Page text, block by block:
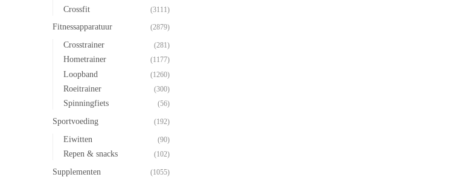
Crossfit (3111)
Fitnessapparatuur (2879)
Crosstrainer (281)
Hometrainer (1177)
Loopband (1260)
Roeitrainer (300)
Spinningfiets (56)
Sportvoeding (192)
Eiwitten (90)
Repen & snacks (102)
Supplementen (1055)